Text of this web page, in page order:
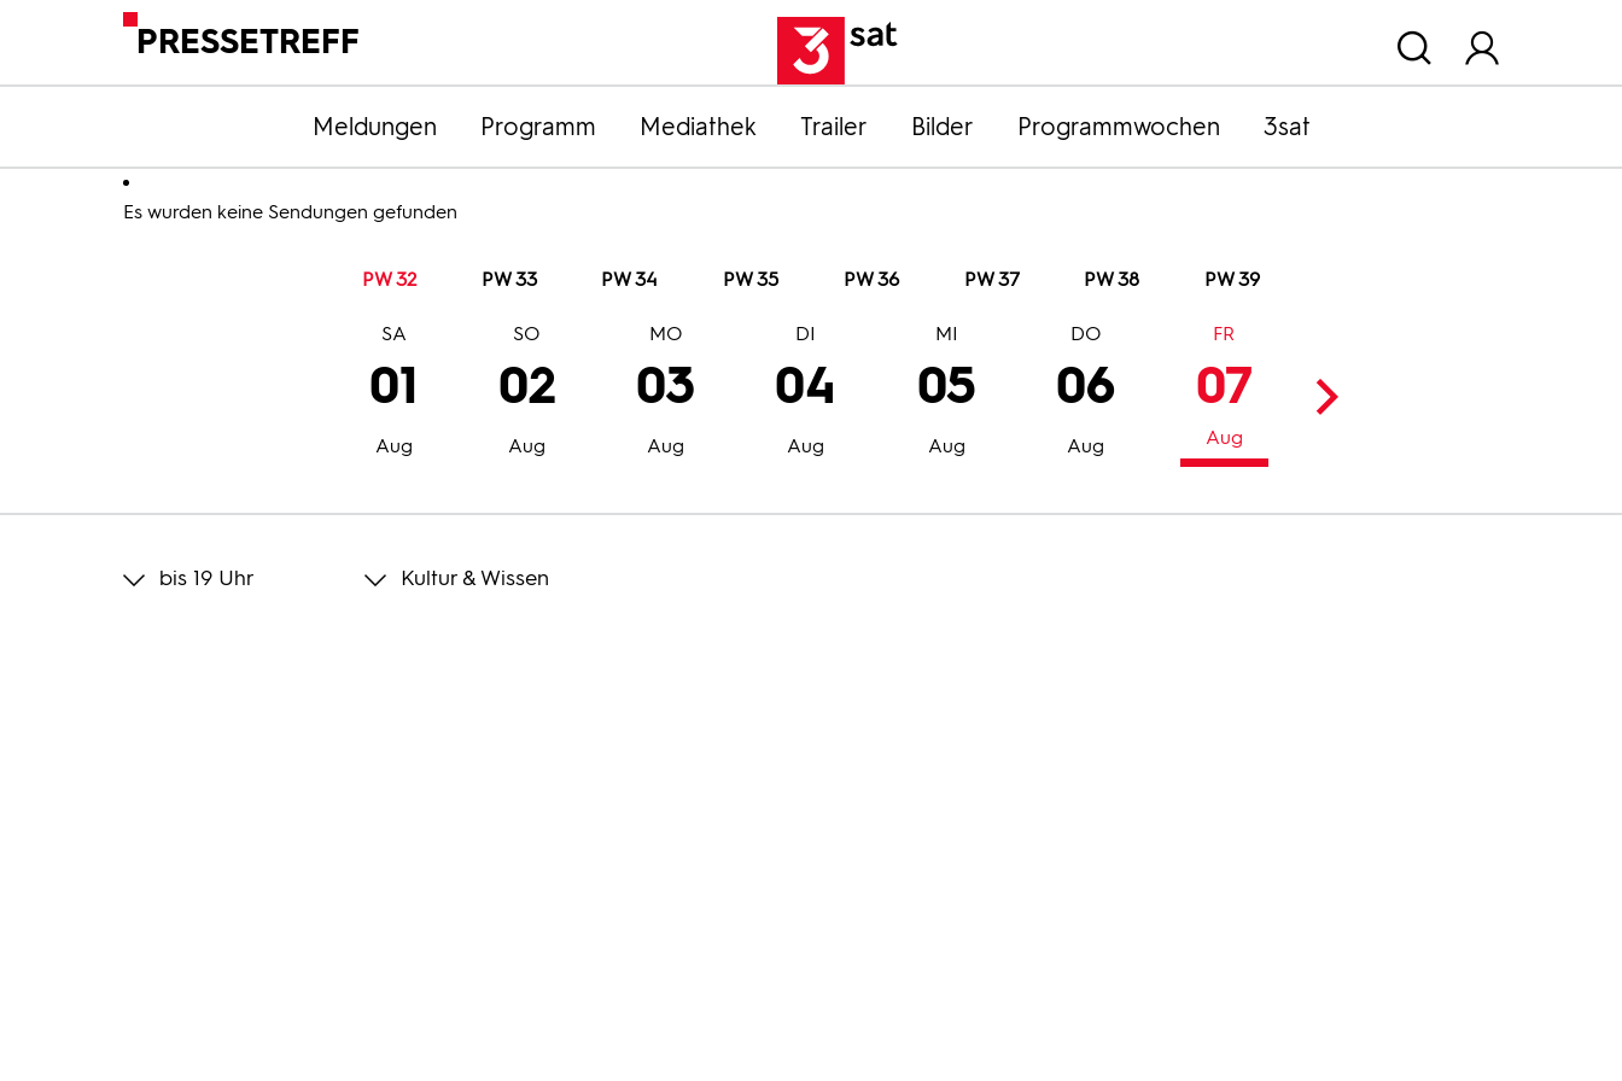
PRESSETREFF
Meldungen Programm Mediathek Trailer Bilder Programmwochen 3sat
Es wurden keine Sendungen gefunden
PW 32 PW 33 PW 34 PW 35 PW 36 PW 37 PW 38 PW 39
01
Aug
SA
02
Aug
SO
03
Aug
MO
04
Aug
DI
05
Aug
MI
06
Aug
DO
07
Aug
FR
08
bis 19 Uhr Kultur & Wissen